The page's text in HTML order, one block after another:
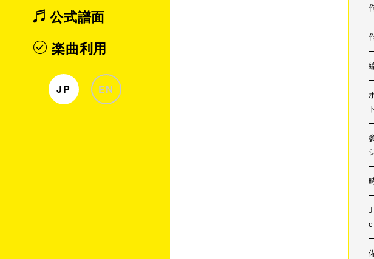
公式譜面
楽曲利用
JP EN
ト